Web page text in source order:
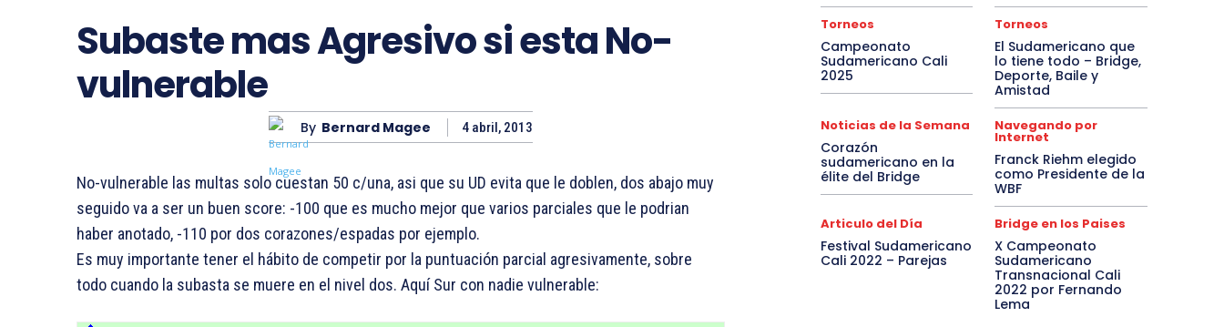
Subaste mas Agresivo si esta No-
vulnerable
By Bernard Magee 4 abril, 2013
No-vulnerable las multas solo cuestan 50 c/una, asi que su UD evita que le doblen, dos abajo muy
seguido va a ser un buen score: -100 que es mucho mejor que varios parciales que le podrian
haber anotado, -110 por dos corazones/espadas por ejemplo.
Es muy importante tener el hábito de competir por la puntuación parcial agresivamente, sobre
todo cuando la subasta se muere en el nivel dos. Aquí Sur con nadie vulnerable:
Torneos
Campeonato
Sudamericano Cali
2025
Torneos
El Sudamericano que
lo tiene todo – Bridge,
Deporte, Baile y
Amistad
Noticias de la Semana
Corazón
sudamericano en la
élite del Bridge
Navegando por
Internet
Franck Riehm elegido
como Presidente de la
WBF
Articulo del Día
Festival Sudamericano
Cali 2022 – Parejas
Bridge en los Paises
X Campeonato
Sudamericano
Transnacional Cali
2022 por Fernando
Lema